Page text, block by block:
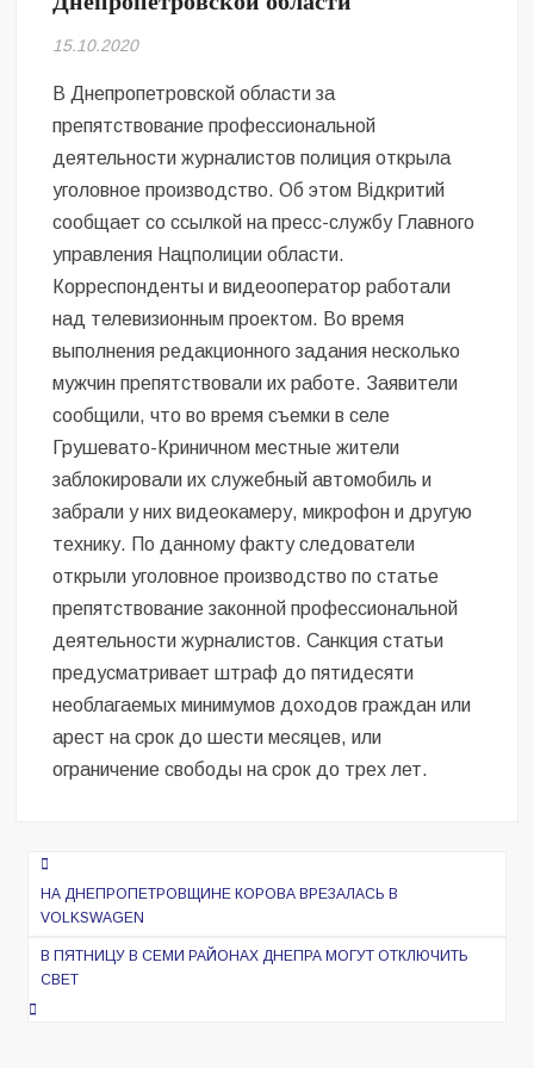
Безугла закликає валити Сирського
сучасну моду
Командувач ВМС Неїжпапа закликав не дестабілізувати ситуацію
навколо керівництва армії
15.10.2020
В Днепропетровской области за
препятствование профессиональной
деятельности журналистов полиция открыла
уголовное производство. Об этом Відкритий
сообщает со ссылкой на пресс-службу Главного
управления Нацполиции области.
Корреспонденты и видеооператор работали
над телевизионным проектом. Во время
выполнения редакционного задания несколько
мужчин препятствовали их работе. Заявители
сообщили, что во время съемки в селе
Грушевато-Криничном местные жители
заблокировали их служебный автомобиль и
забрали у них видеокамеру, микрофон и другую
технику. По данному факту следователи
открыли уголовное производство по статье
препятствование законной профессиональной
деятельности журналистов. Санкция статьи
предусматривает штраф до пятидесяти
необлагаемых минимумов доходов граждан или
арест на срок до шести месяцев, или
ограничение свободы на срок до трех лет.
Навигация
по
записям
НА ДНЕПРОПЕТРОВЩИНЕ КОРОВА ВРЕЗАЛАСЬ В
VOLKSWAGEN
В ПЯТНИЦУ В СЕМИ РАЙОНАХ ДНЕПРА МОГУТ ОТКЛЮЧИТЬ
СВЕТ